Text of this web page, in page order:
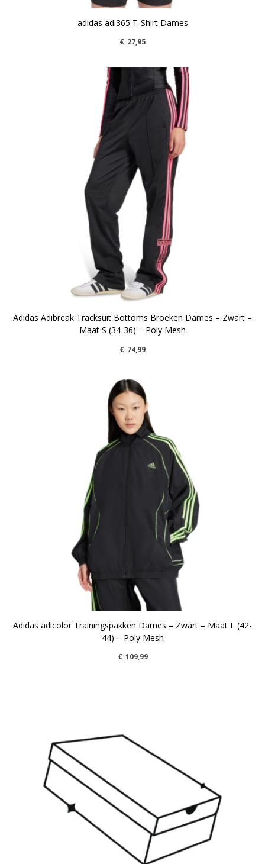
adidas adi365 T-Shirt Dames
€ 27,95
Adidas Adibreak Tracksuit Bottoms Broeken Dames – Zwart –
Maat S (34-36) – Poly Mesh
€ 74,99
Adidas adicolor Trainingspakken Dames – Zwart – Maat L (42-
44) – Poly Mesh
€ 109,99